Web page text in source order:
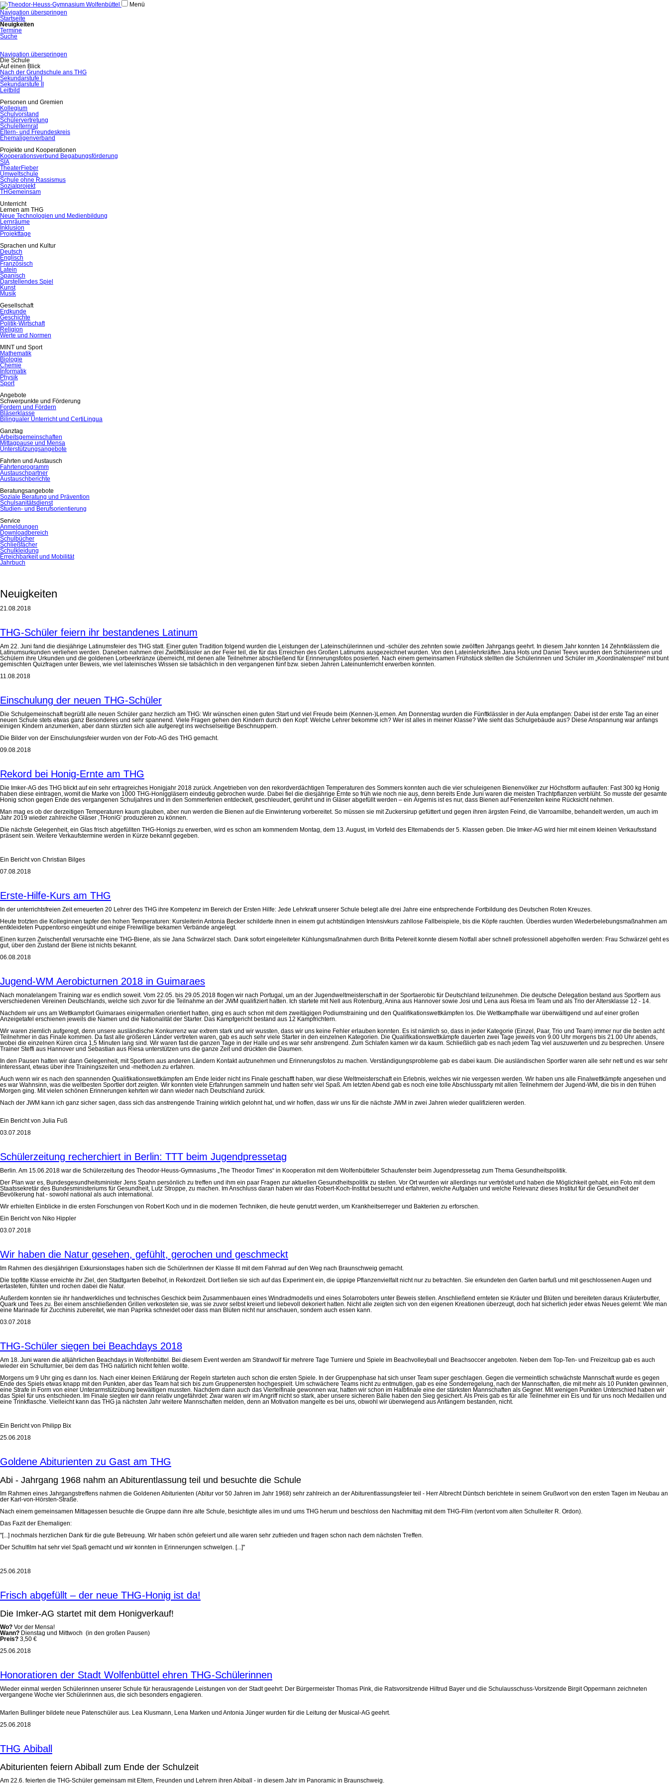
Menü
Navigation überspringen
Startseite
Neuigkeiten
Termine
Suche
Navigation überspringen
Die Schule
Auf einen Blick
Nach der Grundschule ans THG
Sekundarstufe I
Sekundarstufe II
Leitbild
Personen und Gremien
Kollegium
Schulvorstand
Schülervertretung
Schulelternrat
Eltern- und Freundeskreis
Ehemaligenverband
Projekte und Kooperationen
Kooperationsverbund Begabungsförderung
SIA
TheaterFieber
Umweltschule
Schule ohne Rassismus
Sozialprojekt
THGemeinsam
Unterricht
Lernen am THG
Neue Technologien und Medienbildung
Lernräume
Inklusion
Projekttage
Sprachen und Kultur
Deutsch
Englisch
Französisch
Latein
Spanisch
Darstellendes Spiel
Kunst
Musik
Gesellschaft
Erdkunde
Geschichte
Politik-Wirtschaft
Religion
Werte und Normen
MINT und Sport
Mathematik
Biologie
Chemie
Informatik
Physik
Sport
Angebote
Schwerpunkte und Förderung
Fordern und Fördern
Bläserklasse
Bilingualer Unterricht und CertiLingua
Ganztag
Arbeitsgemeinschaften
Mittagpause und Mensa
Unterstützungsangebote
Fahrten und Austausch
Fahrtenprogramm
Austauschpartner
Austauschberichte
Beratungsangebote
Soziale Beratung und Prävention
Schulsanitätsdienst
Studien- und Berufsorientierung
Service
Anmeldungen
Downloadbereich
Schulbücher
Schließfächer
Schulkleidung
Erreichbarkeit und Mobilität
Jahrbuch
Neuigkeiten
21.08.2018
THG-Schüler feiern ihr bestandenes Latinum
Am 22. Juni fand die diesjährige Latinumsfeier des THG statt. Einer guten Tradition folgend wurden die Leistungen der Lateinschülerinnen und -schüler des zehnten sowie zwölften Jahrgangs geehrt. In diesem Jahr konnten 14 Zehntklässlern die
Latinumsurkunden verliehen werden. Daneben nahmen drei Zwölftklässler an der Feier teil, die für das Erreichen des Großen Latinums ausgezeichnet wurden. Von den Lateinlehrkräften Jana Hots und Daniel Teevs wurden den Schülerinnen und
Schülern ihre Urkunden und die goldenen Lorbeerkränze überreicht, mit denen alle Teilnehmer abschließend für Erinnerungsfotos posierten. Nach einem gemeinsamen Frühstück stellten die Schülerinnen und Schüler im „Koordinatenspiel“ mit bunt
gemischten Quizfragen unter Beweis, wie viel lateinisches Wissen sie tatsächlich in den vergangenen fünf bzw. sieben Jahren Lateinunterricht erwerben konnten.
11.08.2018
Einschulung der neuen THG-Schüler
Die Schulgemeinschaft begrüßt alle neuen Schüler ganz herzlich am THG: Wir wünschen einen guten Start und viel Freude beim (Kennen-)Lernen. Am Donnerstag wurden die Fünftklässler in der Aula empfangen: Dabei ist der erste Tag an einer
neuen Schule stets etwas ganz Besonderes und sehr spannend. Viele Fragen gehen den Kindern durch den Kopf: Welche Lehrer bekomme ich? Wer ist alles in meiner Klasse? Wie sieht das Schulgebäude aus? Diese Anspannung war anfangs
einigen Kindern anzumerken, aber dann stürzten sich alle aufgeregt ins wechselseitige Beschnuppern.
Die Bilder von der Einschulungsfeier wurden von der Foto-AG des THG gemacht.
09.08.2018
Rekord bei Honig-Ernte am THG
Die Imker-AG des THG blickt auf ein sehr ertragreiches Honigjahr 2018 zurück. Angetrieben von den rekordverdächtigen Temperaturen des Sommers konnten auch die vier schuleigenen Bienenvölker zur Höchstform auflaufen: Fast 300 kg Honig
haben diese eintragen, womit die Marke von 1000 THG-Honiggläsern eindeutig gebrochen wurde. Dabei fiel die diesjährige Ernte so früh wie noch nie aus, denn bereits Ende Juni waren die meisten Trachtpflanzen verblüht. So musste der gesamte
Honig schon gegen Ende des vergangenen Schuljahres und in den Sommerferien entdeckelt, geschleudert, gerührt und in Gläser abgefüllt werden – ein Ärgernis ist es nur, dass Bienen auf Ferienzeiten keine Rücksicht nehmen.
Man mag es ob der derzeitigen Temperaturen kaum glauben, aber nun werden die Bienen auf die Einwinterung vorbereitet. So müssen sie mit Zuckersirup gefüttert und gegen ihren ärgsten Feind, die Varroamilbe, behandelt werden, um auch im
Jahr 2019 wieder zahlreiche Gläser ‚THoniG‘ produzieren zu können.
Die nächste Gelegenheit, ein Glas frisch abgefüllten THG-Honigs zu erwerben, wird es schon am kommendem Montag, dem 13. August, im Vorfeld des Elternabends der 5. Klassen geben. Die Imker-AG wird hier mit einem kleinen Verkaufsstand
präsent sein. Weitere Verkaufstermine werden in Kürze bekannt gegeben.
Ein Bericht von Christian Bilges
07.08.2018
Erste-Hilfe-Kurs am THG
In der unterrichtsfreien Zeit erneuerten 20 Lehrer des THG ihre Kompetenz im Bereich der Ersten Hilfe: Jede Lehrkraft unserer Schule belegt alle drei Jahre eine entsprechende Fortbildung des Deutschen Roten Kreuzes.
Heute trotzten die Kolleginnen tapfer den hohen Temperaturen: Kursleiterin Antonia Becker schilderte ihnen in einem gut achtstündigen Intensivkurs zahllose Fallbeispiele, bis die Köpfe rauchten. Überdies wurden Wiederbelebungsmaßnahmen am
entkleideten Puppentorso eingeübt und einige Freiwillige bekamen Verbände angelegt.
Einen kurzen Zwischenfall verursachte eine THG-Biene, als sie Jana Schwärzel stach. Dank sofort eingeleiteter Kühlungsmaßnahmen durch Britta Petereit konnte diesem Notfall aber schnell professionell abgeholfen werden: Frau Schwärzel geht es
gut, über den Zustand der Biene ist nichts bekannt.
06.08.2018
Jugend-WM Aerobicturnen 2018 in Guimaraes
Nach monatelangem Training war es endlich soweit. Vom 22.05. bis 29.05.2018 flogen wir nach Portugal, um an der Jugendweltmeisterschaft in der Sportaerobic für Deutschland teilzunehmen. Die deutsche Delegation bestand aus Sportlern aus
verschiedenen Vereinen Deutschlands, welche sich zuvor für die Teilnahme an der JWM qualifiziert hatten. Ich startete mit Nell aus Rotenburg, Anina aus Hannover sowie Josi und Lena aus Riesa im Team und als Trio der Altersklasse 12 - 14.
Nachdem wir uns am Wettkampfort Guimaraes einigermaßen orientiert hatten, ging es auch schon mit dem zweitägigen Podiumstraining und den Qualifikationswettkämpfen los. Die Wettkampfhalle war überwältigend und auf einer großen
Anzeigetafel erschienen jeweils die Namen und die Nationalität der Starter. Das Kampfgericht bestand aus 12 Kampfrichtern.
Wir waren ziemlich aufgeregt, denn unsere ausländische Konkurrenz war extrem stark und wir wussten, dass wir uns keine Fehler erlauben konnten. Es ist nämlich so, dass in jeder Kategorie (Einzel, Paar, Trio und Team) immer nur die besten acht
Teilnehmer in das Finale kommen. Da fast alle größeren Länder vertreten waren, gab es auch sehr viele Starter in den einzelnen Kategorien. Die Qualifikationswettkämpfe dauerten zwei Tage jeweils von 9.00 Uhr morgens bis 21.00 Uhr abends,
wobei die einzelnen Küren circa 1,5 Minuten lang sind. Wir waren fast die ganzen Tage in der Halle und es war sehr anstrengend. Zum Schlafen kamen wir da kaum. Schließlich gab es nach jedem Tag viel auszuwerten und zu besprechen. Unsere
Trainer Steffi aus Hannover und Sebastian aus Riesa unterstützen uns die ganze Zeit und drückten die Daumen.
In den Pausen hatten wir dann Gelegenheit, mit Sportlern aus anderen Ländern Kontakt aufzunehmen und Erinnerungsfotos zu machen. Verständigungsprobleme gab es dabei kaum. Die ausländischen Sportler waren alle sehr nett und es war sehr
interessant, etwas über ihre Trainingszeiten und -methoden zu erfahren.
Auch wenn wir es nach den spannenden Qualifikationswettkämpfen am Ende leider nicht ins Finale geschafft haben, war diese Weltmeisterschaft ein Erlebnis, welches wir nie vergessen werden. Wir haben uns alle Finalwettkämpfe angesehen und
es war Wahnsinn, was die weltbesten Sportler dort zeigten. Wir konnten viele Erfahrungen sammeln und hatten sehr viel Spaß. Am letzten Abend gab es noch eine tolle Abschlussparty mit allen Teilnehmern der Jugend-WM, die bis in den frühen
Morgen ging. Mit vielen schönen Erinnerungen kehrten wir dann wieder nach Deutschland zurück.
Nach der JWM kann ich ganz sicher sagen, dass sich das anstrengende Training wirklich gelohnt hat, und wir hoffen, dass wir uns für die nächste JWM in zwei Jahren wieder qualifizieren werden.
Ein Bericht von Julia Fuß
03.07.2018
Schülerzeitung recherchiert in Berlin: TTT beim Jugendpressetag
Berlin. Am 15.06.2018 war die Schülerzeitung des Theodor-Heuss-Gymnasiums „The Theodor Times“ in Kooperation mit dem Wolfenbütteler Schaufenster beim Jugendpressetag zum Thema Gesundheitspolitik.
Der Plan war es, Bundesgesundheitsminister Jens Spahn persönlich zu treffen und ihm ein paar Fragen zur aktuellen Gesundheitspolitik zu stellen. Vor Ort wurden wir allerdings nur vertröstet und haben die Möglichkeit gehabt, ein Foto mit dem
Staatssekretär des Bundesministeriums für Gesundheit, Lutz Stroppe, zu machen. Im Anschluss daran haben wir das Robert-Koch-Institut besucht und erfahren, welche Aufgaben und welche Relevanz dieses Institut für die Gesundheit der
Bevölkerung hat - sowohl national als auch international.
Wir erhielten Einblicke in die ersten Forschungen von Robert Koch und in die modernen Techniken, die heute genutzt werden, um Krankheitserreger und Bakterien zu erforschen.
Ein Bericht von Niko Hippler
03.07.2018
Wir haben die Natur gesehen, gefühlt, gerochen und geschmeckt
Im Rahmen des diesjährigen Exkursionstages haben sich die SchülerInnen der Klasse 8l mit dem Fahrrad auf den Weg nach Braunschweig gemacht.
Die topfitte Klasse erreichte ihr Ziel, den Stadtgarten Bebelhof, in Rekordzeit. Dort ließen sie sich auf das Experiment ein, die üppige Pflanzenvielfalt nicht nur zu betrachten. Sie erkundeten den Garten barfuß und mit geschlossenen Augen und
ertasteten, fühlten und rochen dabei die Natur.
Außerdem konnten sie ihr handwerkliches und technisches Geschick beim Zusammenbauen eines Windradmodells und eines Solarroboters unter Beweis stellen. Anschließend ernteten sie Kräuter und Blüten und bereiteten daraus Kräuterbutter,
Quark und Tees zu. Bei einem anschließenden Grillen verkosteten sie, was sie zuvor selbst kreiert und liebevoll dekoriert hatten. Nicht alle zeigten sich von den eigenen Kreationen überzeugt, doch hat sicherlich jeder etwas Neues gelernt: Wie man
eine Marinade für Zucchinis zubereitet, wie man Paprika schneidet oder dass man Blüten nicht nur anschauen, sondern auch essen kann.
03.07.2018
THG-Schüler siegen bei Beachdays 2018
Am 18. Juni waren die alljährlichen Beachdays in Wolfenbüttel. Bei diesem Event werden am Strandwolf für mehrere Tage Turniere und Spiele im Beachvolleyball und Beachsoccer angeboten. Neben dem Top-Ten- und Freizeitcup gab es auch
wieder ein Schulturnier, bei dem das THG natürlich nicht fehlen wollte.
Morgens um 9 Uhr ging es dann los. Nach einer kleinen Erklärung der Regeln starteten auch schon die ersten Spiele. In der Gruppenphase hat sich unser Team super geschlagen. Gegen die vermeintlich schwächste Mannschaft wurde es gegen
Ende des Spiels etwas knapp mit den Punkten, aber das Team hat sich bis zum Gruppenersten hochgespielt. Um schwächere Teams nicht zu entmutigen, gab es eine Sonderregelung, nach der Mannschaften, die mit mehr als 10 Punkten gewinnen,
eine Strafe in Form von einer Unterarmstützübung bewältigen mussten. Nachdem dann auch das Viertelfinale gewonnen war, hatten wir schon im Halbfinale eine der stärksten Mannschaften als Gegner. Mit wenigen Punkten Unterschied haben wir
das Spiel für uns entschieden. Im Finale siegten wir dann relativ ungefährdet: Zwar waren wir im Angriff nicht so stark, aber unsere sicheren Bälle haben den Sieg gesichert. Als Preis gab es für alle Teilnehmer ein Eis und für uns noch Medaillen und
eine Trinkflasche. Vielleicht kann das THG ja nächsten Jahr weitere Mannschaften melden, denn an Motivation mangelte es bei uns, obwohl wir überwiegend aus Anfängern bestanden, nicht.
Ein Bericht von Philipp Bix
25.06.2018
Goldene Abiturienten zu Gast am THG
Abi - Jahrgang 1968 nahm an Abiturentlassung teil und besuchte die Schule
Im Rahmen eines Jahrgangstreffens nahmen die Goldenen Abiturienten (Abitur vor 50 Jahren im Jahr 1968) sehr zahlreich an der Abiturentlassungsfeier teil - Herr Albrecht Düntsch berichtete in seinem Grußwort von den ersten Tagen im Neubau an
der Karl-von-Hörsten-Straße.
Nach einem gemeinsamen Mittagessen besuchte die Gruppe dann ihre alte Schule, besichtigte alles im und ums THG herum und beschloss den Nachmittag mit dem THG-Film (vertont vom alten Schulleiter R. Ordon).
Das Fazit der Ehemaligen:
"[...] nochmals herzlichen Dank für die gute Betreuung. Wir haben schön gefeiert und alle waren sehr zufrieden und fragen schon nach dem nächsten Treffen.
Der Schulfilm hat sehr viel Spaß gemacht und wir konnten in Erinnerungen schwelgen. [...]"
25.06.2018
Frisch abgefüllt – der neue THG-Honig ist da!
Die Imker-AG startet mit dem Honigverkauf!
Wo? Vor der Mensa!
Wann? Dienstag und Mittwoch (in den großen Pausen)
Preis? 3,50 €
25.06.2018
Honoratioren der Stadt Wolfenbüttel ehren THG-Schülerinnen
Wieder einmal werden Schülerinnen unserer Schule für herausragende Leistungen von der Stadt geehrt: Der Bürgermeister Thomas Pink, die Ratsvorsitzende Hiltrud Bayer und die Schulausschuss-Vorsitzende Birgit Oppermann zeichneten
vergangene Woche vier Schülerinnen aus, die sich besonders engagieren.
Marlen Bullinger bildete neue Patenschüler aus. Lea Klusmann, Lena Marken und Antonia Jünger wurden für die Leitung der Musical-AG geehrt.
25.06.2018
THG Abiball
Abiturienten feiern Abiball zum Ende der Schulzeit
Am 22.6. feierten die THG-Schüler gemeinsam mit Eltern, Freunden und Lehrern ihren Abiball - in diesem Jahr im Panoramic in Braunschweig.